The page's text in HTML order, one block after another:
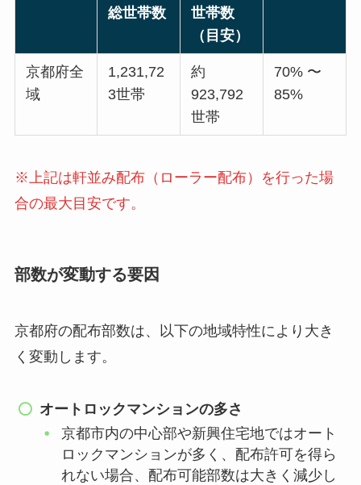
総世帯数
世帯数
（目安）
京都府全
域
1,231,72
3世帯
約
923,792
世帯
70% 〜
85%
※上記は軒並み配布（ローラー配布）を行った場
合の最大目安です。
部数が変動する要因
京都府の配布部数は、以下の地域特性により大き
く変動します。
オートロックマンションの多さ
京都市内の中心部や新興住宅地ではオート
ロックマンションが多く、配布許可を得ら
れない場合、配布可能部数は大きく減少し